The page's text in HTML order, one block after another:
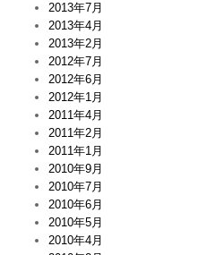
2013年7月
2013年4月
2013年2月
2012年7月
2012年6月
2012年1月
2011年4月
2011年2月
2011年1月
2010年9月
2010年7月
2010年6月
2010年5月
2010年4月